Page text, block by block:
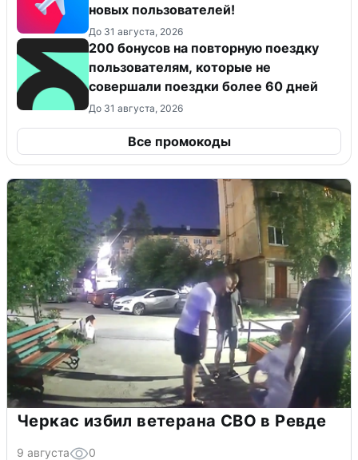
новых пользователей!
До 31 августа, 2026
200 бонусов на повторную поездку
пользователям, которые не
совершали поездки более 60 дней
До 31 августа, 2026
Все промокоды
Черкас избил ветерана СВО в Ревде
9 августа 0